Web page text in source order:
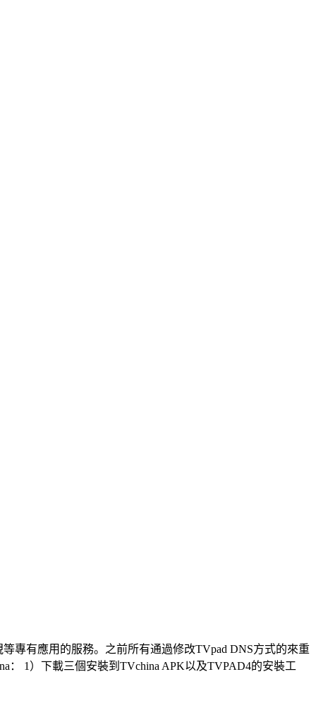
專有應用的服務。之前所有通過修改TVpad DNS方式的來重
1）下載三個安裝到TVchina APK以及TVPAD4的安裝工